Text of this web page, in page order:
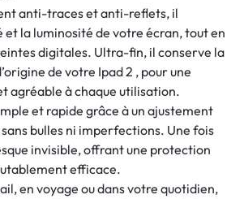
anti-traces et anti-reflets, il
et la luminosité de votre écran, tout en
digitales. Ultra-fin, il conserve la
de votre Ipad 2 , pour une
agréable à chaque utilisation.
et rapide grâce à un ajustement
bulles ni imperfections. Une fois
invisible, offrant une protection
efficace.
en voyage ou dans votre quotidien,